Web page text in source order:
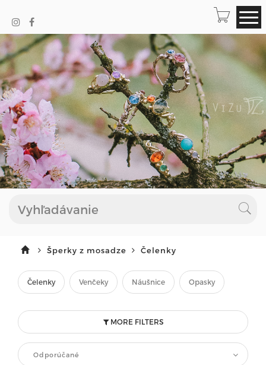
Šperky z mosadze Čelenky
Čelenky Venčeky Náušnice Opasky
MORE FILTERS
Odporúčané